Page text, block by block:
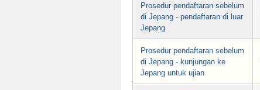
Prosedur pendaftaran sebelum
di Jepang - pendaftaran di luar
Jepang
Prosedur pendaftaran sebelum
di Jepang - kunjungan ke
Jepang untuk ujian